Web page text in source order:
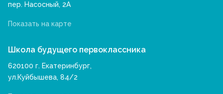
пер. Насосный, 2А
Показать на карте
Школа будущего первоклассника
620100 г. Екатеринбург,
ул.Куйбышева, 84/2